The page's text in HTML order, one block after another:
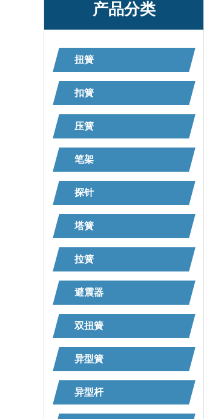
产品分类
扭簧
扣簧
压簧
笔架
探针
塔簧
拉簧
避震器
双扭簧
异型簧
异型杆